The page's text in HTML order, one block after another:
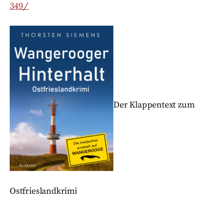
349/
Der Klappentext zum
Ostfrieslandkrimi